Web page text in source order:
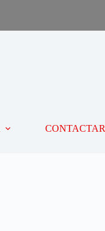
CONTACTAR